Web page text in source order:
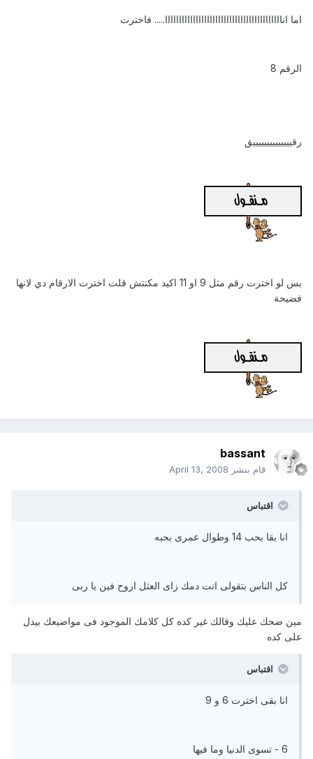
اما اناااااااااااااااااااااااااااااااااااااااااا..... فاخترت
الرقم 8
رقييييييييييييييق
بس لو اخترت رقم مثل 9 او 11 اكيد مكنتش قلت اخترت الارقام دي لانها
فضيحة
bassant
قام بنشر April 13, 2008
اقتباس
انا بقا بحب 14 وطوال عمرى بحبه
كل الناس بتقولى انت دمك زاى العثل اروح فين يا ربى
مين ضحك عليك وقالك غير كده كل كلامك الموجود فى مواضيعك بيدل
على كده
اقتباس
انا بقى اخترت 6 و 9
6 - تسوى الدنيا وما فيها